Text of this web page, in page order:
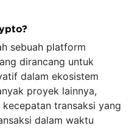
sebuah platform
dirancang untuk
dalam ekosistem
proyek lainnya,
transaksi yang
dalam waktu